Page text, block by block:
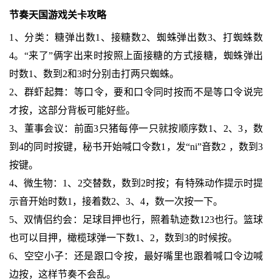
节奏天国游戏关卡攻略
1、分类：糖弹出数1、接糖数2、蜘蛛弹出数3、打蜘蛛数
4。“来了”俩字出来时按照上面接糖的方式接糖，蜘蛛弹出
时数1、数到2和3时分别击打两只蜘蛛。
2、群虾起舞：等口令，要和口令同时按而不是等口令说完
才按，这部分背板可能好些。
3、董事会议：前面3只猪每停一只就按顺序数1、2、3，数
到4的同时按键，秘书开始喊口令数1，发“ni”音数2 ，数到3
按键。
4、微生物：1、2交替数，数到2时按；有特殊动作提示时提
示音开始时数1，接着数2、3、4，数一次按一下。
5、双情侣约会：足球目押也行，照着轨迹数123也行。篮球
也可以目押，橄榄球弹一下数1、2，数到3的时候按。
6、空空小子：还是跟口令按，最好嘴里也跟着喊口令边喊
边按，这样节奏不会乱。